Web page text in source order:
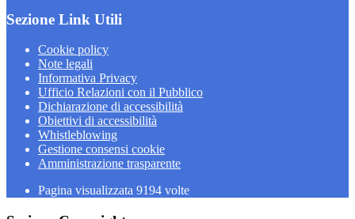
Sezione Link Utili
Cookie policy
Note legali
Informativa Privacy
Ufficio Relazioni con il Pubblico
Dichiarazione di accessibilità
Obiettivi di accessibilità
Whistleblowing
Gestione consensi cookie
Amministrazione trasparente
Pagina visualizzata 9194 volte